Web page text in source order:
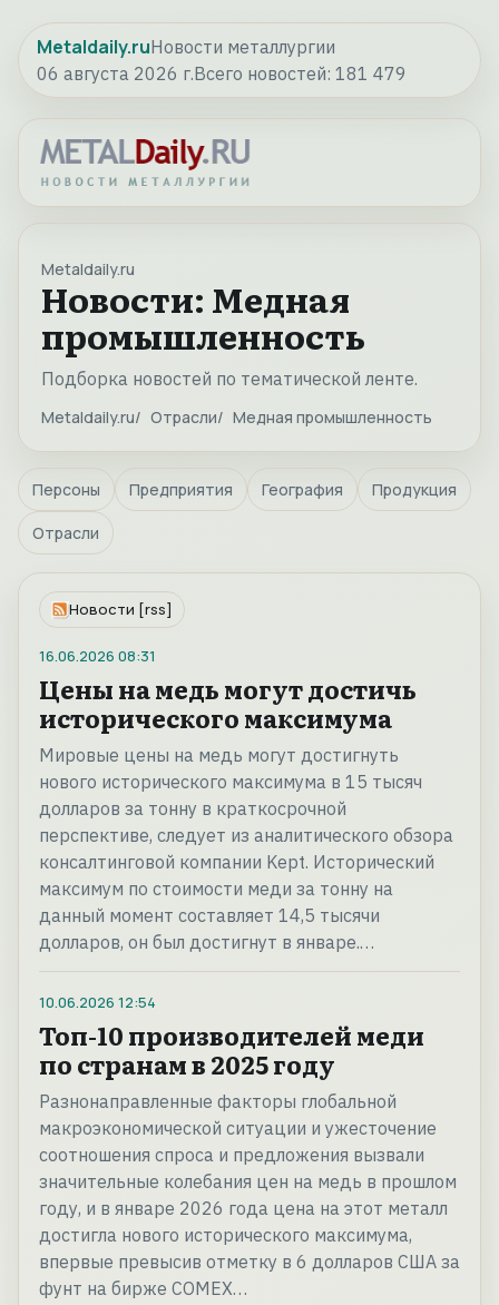
Metaldaily.ruНовости металлургии
06 августа 2026 г.Всего новостей: 181 479
Metaldaily.ru
Новости: Медная
промышленность
Подборка новостей по тематической ленте.
Metaldaily.ru Отрасли Медная промышленность
Персоны Предприятия География Продукция
Отрасли
Новости [rss]
16.06.2026 08:31
Цены на медь могут достичь
исторического максимума
Мировые цены на медь могут достигнуть
нового исторического максимума в 15 тысяч
долларов за тонну в краткосрочной
перспективе, следует из аналитического обзора
консалтинговой компании Kept. Исторический
максимум по стоимости меди за тонну на
данный момент составляет 14,5 тысячи
долларов, он был достигнут в январе.…
10.06.2026 12:54
Топ-10 производителей меди
по странам в 2025 году
Разнонаправленные факторы глобальной
макроэкономической ситуации и ужесточение
соотношения спроса и предложения вызвали
значительные колебания цен на медь в прошлом
году, и в январе 2026 года цена на этот металл
достигла нового исторического максимума,
впервые превысив отметку в 6 долларов США за
фунт на бирже COMEX…